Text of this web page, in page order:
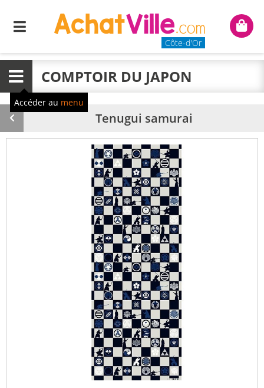
Menu
Côte-d'Or
Mon
Menu COMPTOIR DU JAPON
Accéder au menu
Produit
précédent
Tenugui samurai